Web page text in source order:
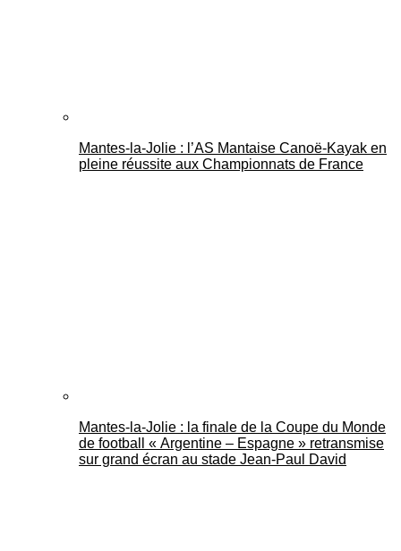
Mantes-la-Jolie : l’AS Mantaise Canoë‑Kayak en
pleine réussite aux Championnats de France
Mantes-la-Jolie : la finale de la Coupe du Monde
de football « Argentine – Espagne » retransmise
sur grand écran au stade Jean-Paul David